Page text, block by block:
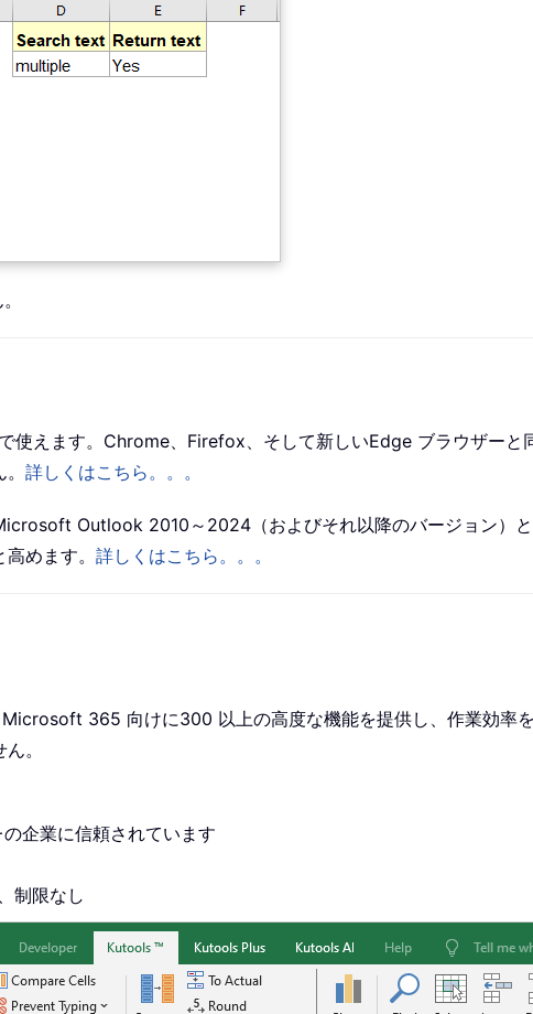
えます。Chrome、Firefox、そして新しいEdge ブラウザーと
詳しくはこちら。。。
Outlook 2010～2024（およびそれ以降のバージョン）
めます。 詳しくはこちら。。。
365 向けに300 以上の高度な機能を提供し、作業効率
。
企業に信頼されています
制限なし